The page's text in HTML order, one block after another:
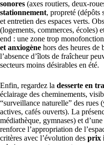
sonores (axes routiers, deux-
stationnement, propreté (dépôts
et entretien des espaces verts.
(logements, commerces, écoles)
end : une zone trop
et anxiogène hors des heures de
l’absence d’îlots de fraîcheur
secteurs moins désirables en été.
Enfin, regardez la desserte en
éclairage des cheminements,
“surveillance naturelle” des rues (
actives, cafés ouverts). La
médiathèque, gymnases) et d’une
renforce l’appropriation de
critères avec l’évolution des prix